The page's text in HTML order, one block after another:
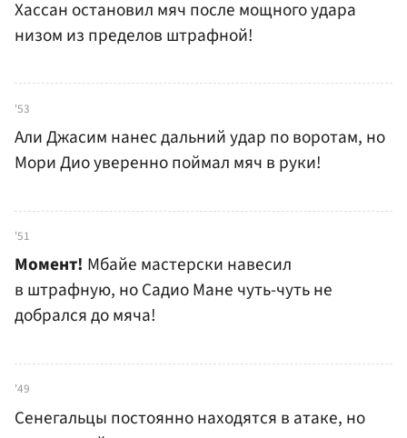
Хассан остановил мяч после мощного удара
низом из пределов штрафной!
'53
Али Джасим нанес дальний удар по воротам, но
Мори Дио уверенно поймал мяч в руки!
'51
Момент! Мбайе мастерски навесил
в штрафную, но Садио Мане чуть-чуть не
добрался до мяча!
'49
Сенегальцы постоянно находятся в атаке, но